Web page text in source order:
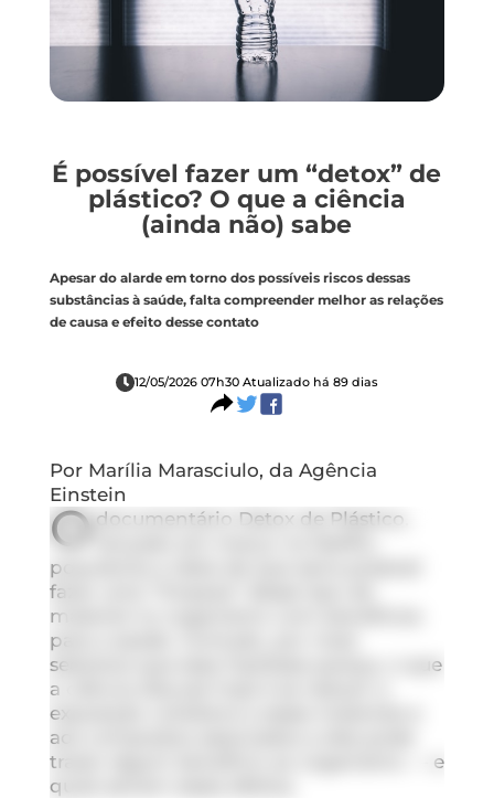
É possível fazer um “detox” de
plástico? O que a ciência
(ainda não) sabe
Apesar do alarde em torno dos possíveis riscos dessas
substâncias à saúde, falta compreender melhor as relações
de causa e efeito desse contato
12/05/2026 07h30 Atualizado há 89 dias
Por Marília Marasciulo, da Agência
Einstein
O documentário Detox de Plástico
populariza a ideia de que seria possível
fazer uma “limpeza” desse tipo de
material no organismo com benefícios
para a saúde. Contudo, por mais
sedutora que essa hipótese pareça, o que
a ciência discute hoje é se reduzir a
exposição cotidiana a esses materiais e
aos compostos associados a eles pode
trazer algum benefício ao organismo — e
quais seriam esses efeitos.